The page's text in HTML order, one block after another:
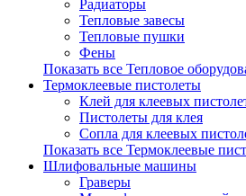
Радиаторы
Тепловые завесы
Тепловые пушки
Фены
Показать все Тепловое
Термоклеевые пистолеты
Клей для клеевых
Пистолеты для клея
Сопла для клеевых
Показать все Термоклеевые
Шлифовальные машины
Граверы